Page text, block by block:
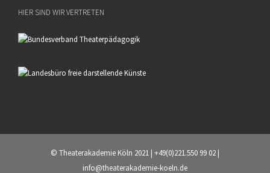
HIER SIND WIR VERTRETEN
© Theaterakademie Köln 2021 | +49(0)221.550 99 02 |
info@theaterakademie-koeln.de